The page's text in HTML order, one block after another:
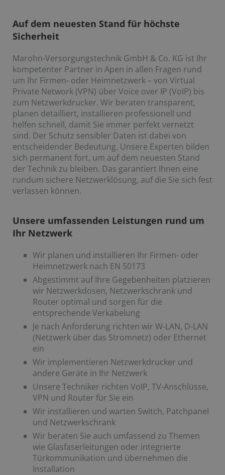
Auf dem neuesten Stand für höchste
Sicherheit
Marohn-Versorgungstechnik GmbH & Co. KG ist Ihr
kompetenter Partner in Apen in allen Fragen rund
um Ihr Firmen- oder Heimnetzwerk – von Virtual
Private Network (VPN) über Voice over IP (VoIP) bis
zum Netzwerkdrucker. Wir beraten transparent,
planen detailliert, installieren professionell und
helfen schnell, damit Sie immer perfekt vernetzt
sind. Der Schutz sensibler Daten ist dabei von
entscheidender Bedeutung. Unsere Experten bilden
sich permanent fort, um auf dem neuesten Stand
der Technik zu bleiben. Das garantiert Ihnen eine
rundum sichere Netzwerklösung, auf die Sie sich fest
verlassen können.
Unsere umfassenden Leistungen rund um
Ihr Netzwerk
Wir planen und installieren Ihr Firmen- oder
Heimnetzwerk nach EN 50173
Abgestimmt auf Ihre Gegebenheiten platzieren
wir Netzwerkdosen, Netzwerkschrank und
Router optimal und sorgen für die
entsprechende Verkabelung
Je nach Anforderung richten wir W-LAN, D-LAN
(Netzwerk über das Stromnetz) oder Ethernet
ein
Wir implementieren Netzwerkdrucker und
andere Geräte in Ihr Netzwerk
Unsere Techniker richten VoIP, TV-Anschlüsse,
VPN und Router für Sie ein
Wir installieren und warten Switch, Patchpanel
und Netzwerkschrank
Wir beraten Sie auch umfassend zu Themen
wie Glasfaserleitungen oder integrierte
Türkommunikation und übernehmen die
Installation